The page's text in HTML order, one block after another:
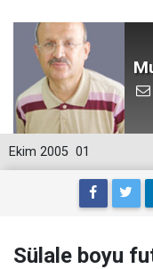
01
Ekim 2005
Sülale boyu